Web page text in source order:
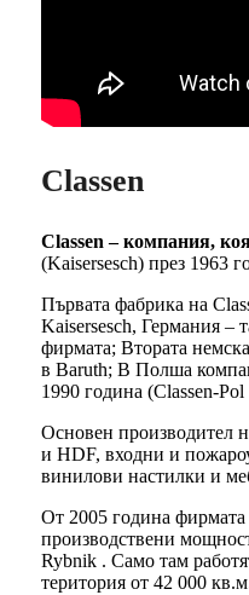
Classen
Classen – компания,
(Kaisersesch) през 1963
Първата фабрика на
Kaisersesch, Германия –
фирмата; Втората
в Baruth; В Полша
1990 година (Classen-
Основен производител
и HDF, входни и
винилови настилки и
От 2005 година фирмата
производствени
Rybnik . Само там
територия от 42 000